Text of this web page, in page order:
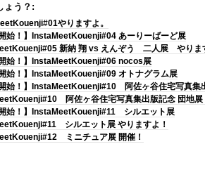
ょう？:
やりますよ。
開始！】InstaMeetKouenji#04 あーりーばーど展
新納 翔 vs えんぞう 二人展 やりま
開始！】InstaMeetKouenji#06 nocos展
開始！】InstaMeetKouenji#09 オトナグラム展
開始！】InstaMeetKouenji#10 阿佐ヶ谷住宅写真集
阿佐ヶ谷住宅写真集出版記念 団地展
開始！】InstaMeetKouenji#11 シルエット展
シルエット展 やりますよ！
ミニチュア展 開催！